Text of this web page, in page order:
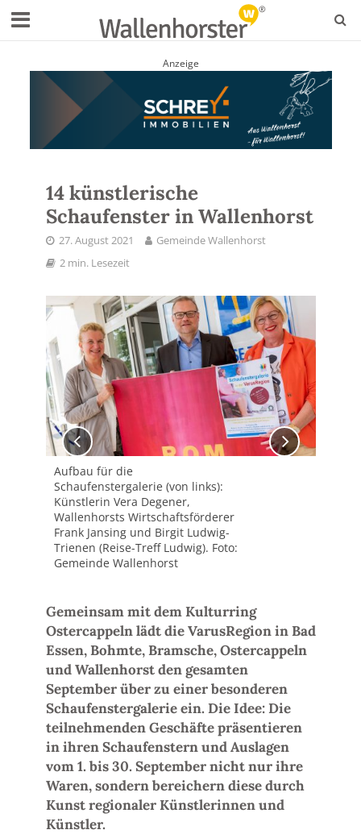
Anzeige
14 künstlerische
Schaufenster in Wallenhorst
27. August 2021
Gemeinde Wallenhorst
2 min. Lesezeit
Aufbau für die
Schaufenstergalerie (von links):
Künstlerin Vera Degener,
Wallenhorsts Wirtschaftsförderer
Frank Jansing und Birgit Ludwig-
Trienen (Reise-Treff Ludwig). Foto:
Gemeinde Wallenhorst
Gemeinsam mit dem Kulturring
Ostercappeln lädt die VarusRegion in Bad
Essen, Bohmte, Bramsche, Ostercappeln
und Wallenhorst den gesamten
September über zu einer besonderen
Schaufenstergalerie ein. Die Idee: Die
teilnehmenden Geschäfte präsentieren
in ihren Schaufenstern und Auslagen
vom 1. bis 30. September nicht nur ihre
Waren, sondern bereichern diese durch
Kunst regionaler Künstlerinnen und
Künstler.